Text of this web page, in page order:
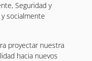
Seguridad y
socialmente
proyectar nuestra
hacia nuevos